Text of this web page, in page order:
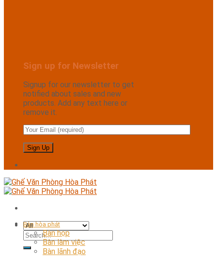
Sign up for Newsletter
Signup for our newsletter to get
notified about sales and new
products. Add any text here or
remove it.
Bàn hòa phát
Bàn họp
Bàn làm việc
Bàn lãnh đạo